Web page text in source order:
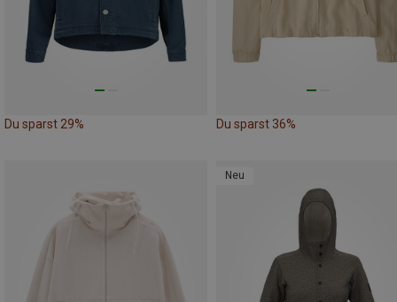
Du sparst 29% Du sparst 36%
Neu